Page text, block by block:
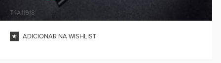
T4A11918
ADICIONAR NA WISHLIST